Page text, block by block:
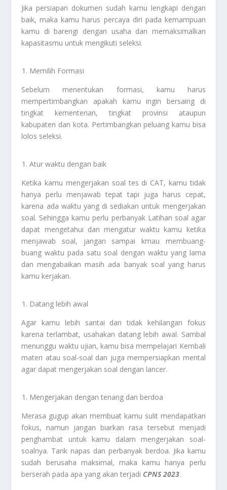
Jika persiapan dokumen sudah kamu lengkapi dengan
baik, maka kamu harus percaya diri pada kemampuan
kamu di barengi dengan usaha dan memaksimalkan
kapasitasmu untuk mengikuti seleksi.
Memilih Formasi
Sebelum menentukan formasi, kamu harus
mempertimbangkan apakah kamu ingin bersaing di
tingkat kementerian, tingkat provinsi ataupun
kabupaten dan kota. Pertimbangkan peluang kamu bisa
lolos seleksi.
Atur waktu dengan baik
Ketika kamu mengerjakan soal tes di CAT, kamu tidak
hanya perlu menjawab tepat tapi juga harus cepat,
karena ada waktu yang di sediakan untuk mengerjakan
soal. Sehingga kamu perlu perbanyak Latihan soal agar
dapat mengetahui dan mengatur waktu kamu ketika
menjawab soal, jangan sampai kmau membuang-
buang waktu pada satu soal dengan waktu yang lama
dan mengabaikan masih ada banyak soal yang harus
kamu kerjakan.
Datang lebih awal
Agar kamu lebih santai dan tidak kehilangan fokus
karena terlambat, usahakan datang lebih awal. Sambal
menunggu waktu ujian, kamu bisa mempelajari Kembali
materi atau soal-soal dan juga mempersiapkan mental
agar dapat mengerjakan soal dengan lancer.
Mengerjakan dengan tenang dan berdoa
Merasa gugup akan membuat kamu sulit mendapatkan
fokus, namun jangan biarkan rasa tersebut menjadi
penghambat untuk kamu dalam mengerjakan soal-
soalnya. Tarik napas dan perbanyak berdoa. Jika kamu
sudah berusaha maksimal, maka kamu hanya perlu
berserah pada apa yang akan terjadi CPNS 2023.